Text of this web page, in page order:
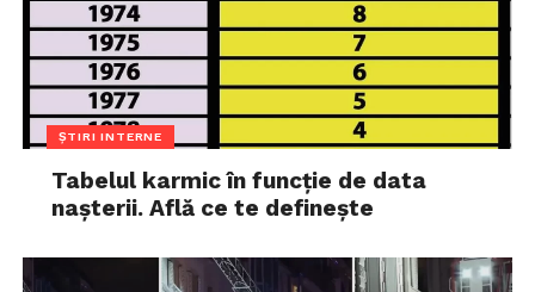
ȘTIRI INTERNE
Tabelul karmic în funcție de data
nașterii. Află ce te definește